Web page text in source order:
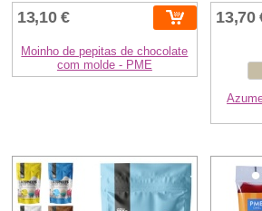
13,10 €
Moinho de pepitas de chocolate
com molde - PME
13,70